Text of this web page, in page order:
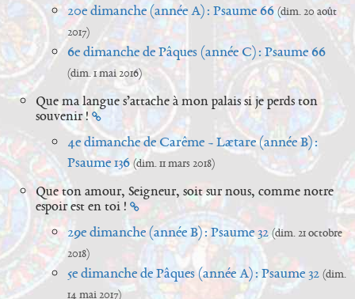
20e dimanche (année A) : Psaume 66 (dim. 20 août
2017)
6e dimanche de Pâques (année C) : Psaume 66
(dim. 1 mai 2016)
Que ma langue s’attache à mon palais si je perds ton
souvenir !
4e dimanche de Carême - Lætare (année B) :
Psaume 136 (dim. 11 mars 2018)
Que ton amour, Seigneur, soit sur nous, comme notre
espoir est en toi !
29e dimanche (année B) : Psaume 32 (dim. 21 octobre
2018)
5e dimanche de Pâques (année A) : Psaume 32 (dim.
14 mai 2017)